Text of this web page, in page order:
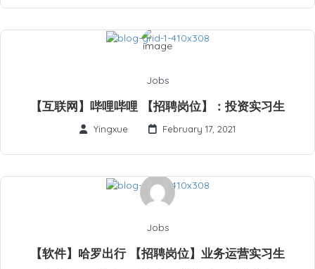
Jobs
【互联网】哔哩哔哩 【招聘岗位】：投资实习生
Yingxue February 17, 2021
Jobs
【软件】哈罗出行 【招聘岗位】业务运营实习生